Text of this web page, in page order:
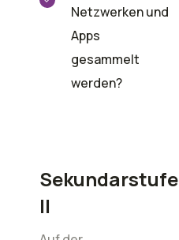
Netzwerken und
Apps
gesammelt
werden?
Sekundarstufe
II